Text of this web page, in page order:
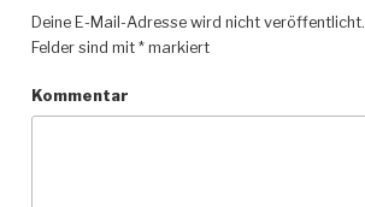
Deine E-Mail-Adresse wird nicht veröffentlicht.
Felder sind mit *markiert
Kommentar